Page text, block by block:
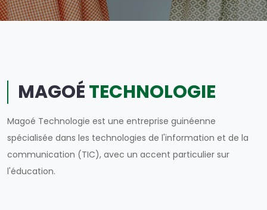
MAGOÉTECHNOLOGIE
Magoé Technologie est une entreprise guinéenne
spécialisée dans les technologies de l'information et de la
communication (TIC), avec un accent particulier sur
l'éducation.